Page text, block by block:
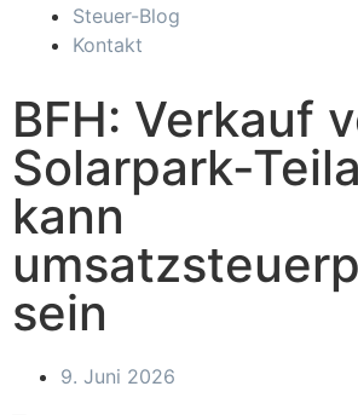
Steuer-Blog
Kontakt
BFH: Verkauf
Solarpark-
kann
sein
9. Juni 2026